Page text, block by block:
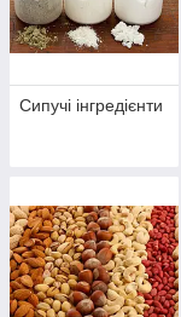
Сипучі інгредієнти